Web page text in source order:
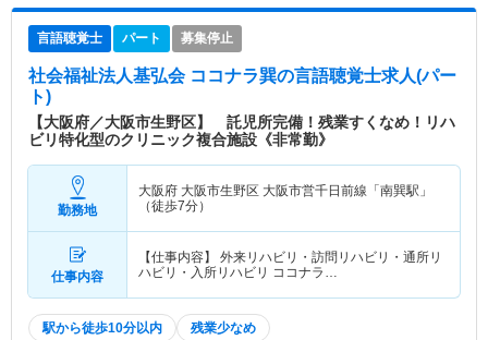
言語聴覚士 パート 募集停止
社会福祉法人基弘会 ココナラ巽の言語聴覚士求人(パー
ト)
【大阪府／大阪市生野区】 託児所完備！残業すくなめ！リハ
ビリ特化型のクリニック複合施設《非常勤》
勤務地
大阪府 大阪市生野区 大阪市営千日前線「南巽駅」
（徒歩7分）
仕事内容
【仕事内容】 外来リハビリ・訪問リハビリ・通所リ
ハビリ・入所リハビリ ココナラ…
駅から徒歩10分以内 残業少なめ